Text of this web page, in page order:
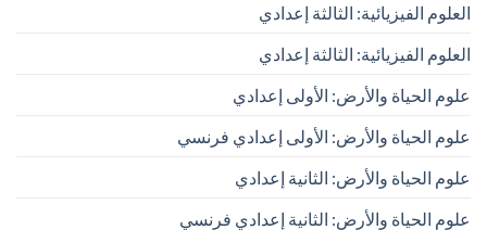
العلوم الفيزيائية: الثالثة إعدادي
العلوم الفيزيائية: الثالثة إعدادي
علوم الحياة والأرض: الأولى إعدادي
علوم الحياة والأرض: الأولى إعدادي فرنسي
علوم الحياة والأرض: الثانية إعدادي
علوم الحياة والأرض: الثانية إعدادي فرنسي